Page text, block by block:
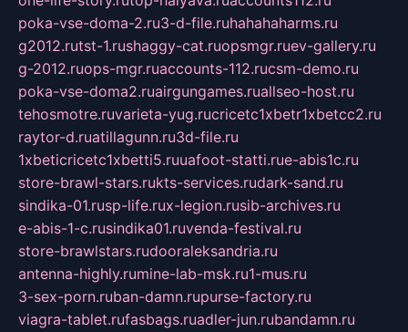
poka-vse-doma-2.ru3-d-file.ruhahahaharms.ru
g2012.rutst-1.rushaggy-cat.ruopsmgr.ruev-gallery.ru
g-2012.ruops-mgr.ruaccounts-112.rucsm-demo.ru
poka-vse-doma2.ruairgungames.ruallseo-host.ru
tehosmotre.ruvarieta-yug.rucricetc1xbetr1xbetcc2.ru
raytor-d.ruatillagunn.ru3d-file.ru
1xbeticricetc1xbetti5.ruuafoot-statti.rue-abis1c.ru
store-brawl-stars.rukts-services.rudark-sand.ru
sindika-01.rusp-life.rux-legion.rusib-archives.ru
e-abis-1-c.rusindika01.ruvenda-festival.ru
store-brawlstars.rudooraleksandria.ru
antenna-highly.rumine-lab-msk.ru1-mus.ru
3-sex-porn.ruban-damn.rupurse-factory.ru
viagra-tablet.rufasbags.ruadler-jun.rubandamn.ru